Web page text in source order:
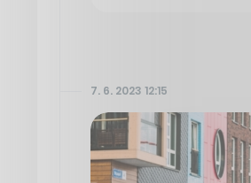
7. 6. 2023 12:15